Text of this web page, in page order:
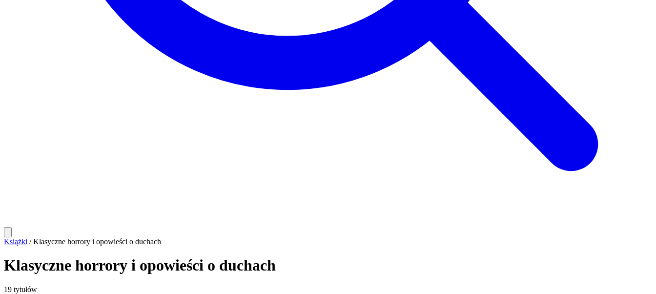
Książki / Klasyczne horrory i opowieści o duchach
Klasyczne horrory i opowieści o duchach
19 tytułów